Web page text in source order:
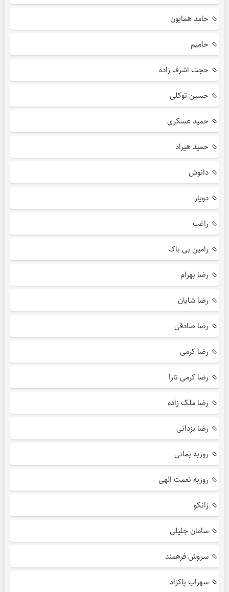
حامد همایون
حامیم
حجت اشرف زاده
حسین توکلی
حمید عسکری
حمید هیراد
دانوش
دویار
راغب
رامین بی باک
رضا بهرام
رضا شایان
رضا صادقی
رضا کرمی
رضا کرمی تارا
رضا ملک زاده
رضا یزدانی
روزبه بمانی
روزبه نعمت الهی
زانکو
سامان جلیلی
سروش فرهمند
سهراب پاکزاد